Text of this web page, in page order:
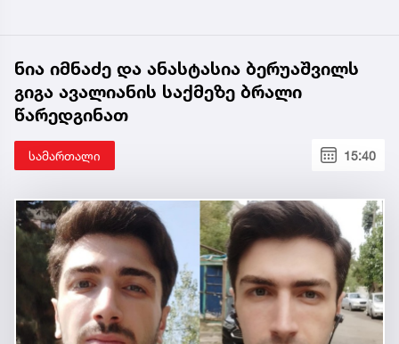
ნია იმნაძე და ანასტასია ბერუაშვილს
გიგა ავალიანის საქმეზე ბრალი
წარედგინათ
სამართალი 15:40